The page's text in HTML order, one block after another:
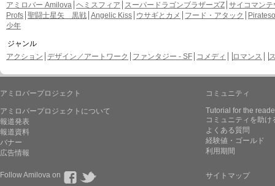
アミロバー Amilova ヘミスフィア スーパードラゴンブラザーズZ サイコマンテ
Profs 聖闘士星矢 黒戦 Angelic Kiss ウサギとカメ フード・アタック
少年
ジャンル
アクション デザイン／アートワーク ファンタジー - SF コメディ ロマンス
アミロバープロジェクト
アミロバープロジェクトについて
報道発表
報道資料
バナー
広告情報
コミュニティ
Tutorial for the
コミュニティを助け
よくある質問
経験値・ゴールド
利用期間
Follow Amilova on サイトマップ